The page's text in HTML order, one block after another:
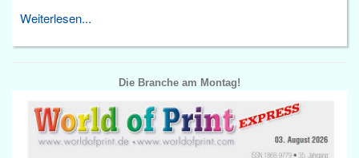
Weiterlesen...
Die Branche am Montag!